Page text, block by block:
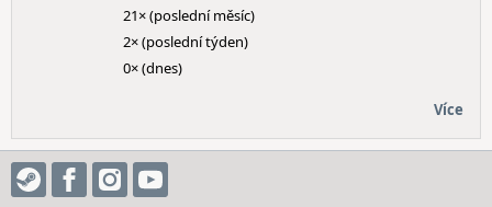
21× (poslední měsíc)
2× (poslední týden)
0× (dnes)
Více